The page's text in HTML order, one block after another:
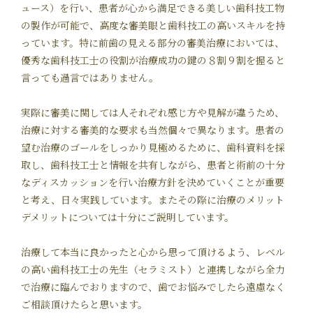
ュース）を行い、患者が心から満足できる美しい歯科技工物
の製作が可能で、高度な審美眼と歯科技工の高いスキルを持
っています。特に前歯の見える部分の審美治療においては、
優秀な歯科技工士の役割が治療成功の鍵の８割９割を握ると
言っても過言ではありません。
実際に審美に関しては人それぞれ感じ方や見解が違うため、
治療に対する審美的な要求も当然個々で異なります。患者の
望む治療のゴールをしっかり見極めるために、歯科資料を採
取し、歯科技工士と情報を共有しながら、患者と術前の十分
なディスカッションを行い治療方針を決めていくことが重要
と考え、日々実践しています。またその際に治療のメリット
デメリットについては十分にご説明しています。
治療して本当に良かったと心から思って頂けるよう、レベル
の高い歯科技工士の先生（セラミスト）と連携しながら全力
で治療に臨んでおりますので、歯でお悩みでしたら遠慮なく
ご相談頂けたらと思います。